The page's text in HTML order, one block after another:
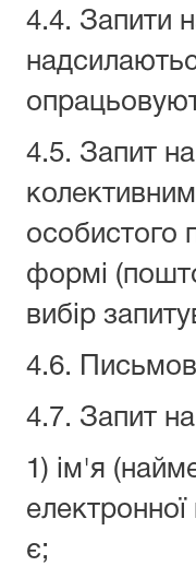
4.4. Запити
4.5. Запит
особистого
формі
вибір
4.6.
4.7. Запит
1) ім'я
є;